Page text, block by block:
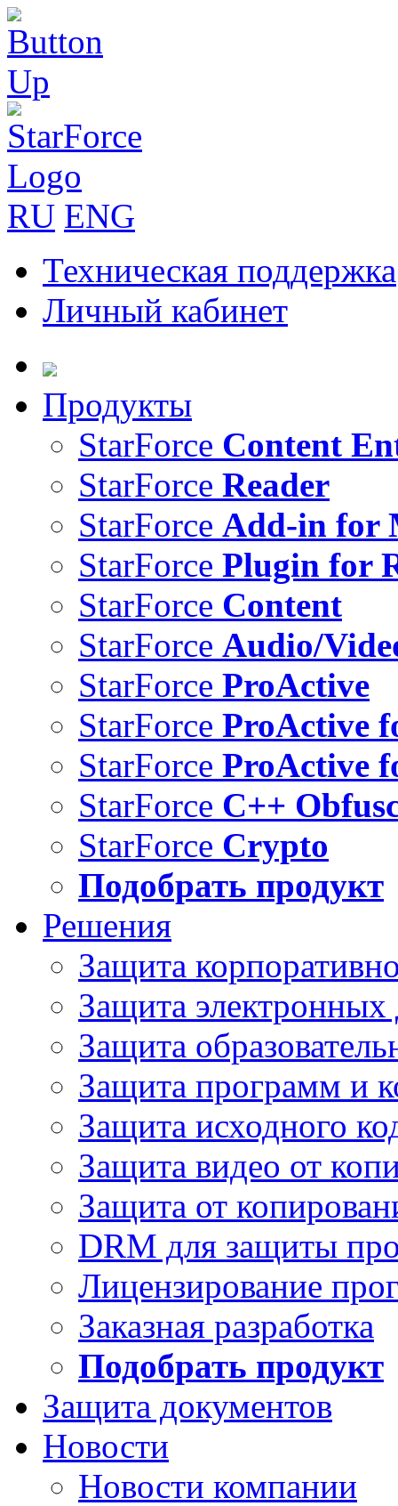
RU ENG
Техническая поддержка
Личный кабинет
Продукты
StarForce Content
StarForce Reader
StarForce Add-in for
StarForce Plugin for
StarForce Content
StarForce Audio/
StarForce ProActive
StarForce ProActive
StarForce ProActive
StarForce C++
StarForce Crypto
Подобрать продукт
Решения
Защита
Защита электронных
Защита
Защита программ и
Защита исходного
Защита видео от
Защита от
DRM для защиты
Лицензирование
Заказная разработка
Подобрать продукт
Защита документов
Новости
Новости компании